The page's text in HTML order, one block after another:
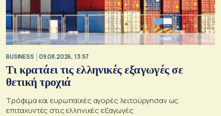
BUSINESS 09.08.2026, 13:57
Τι κρατάει τις ελληνικές εξαγωγές σε
θετική τροχιά
Τρόφιμα και ευρωπαϊκές αγορές λειτούργησαν ως
επιταχυντές στις ελληνικές εξαγωγές